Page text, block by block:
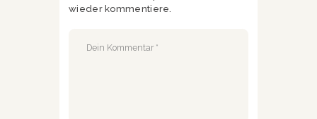
wieder kommentiere.